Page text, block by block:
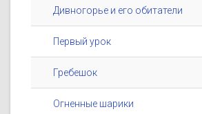
Дивногорье и его обитатели
Первый урок
Гребешок
Огненные шарики